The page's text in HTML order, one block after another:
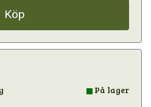
Köp
På lager